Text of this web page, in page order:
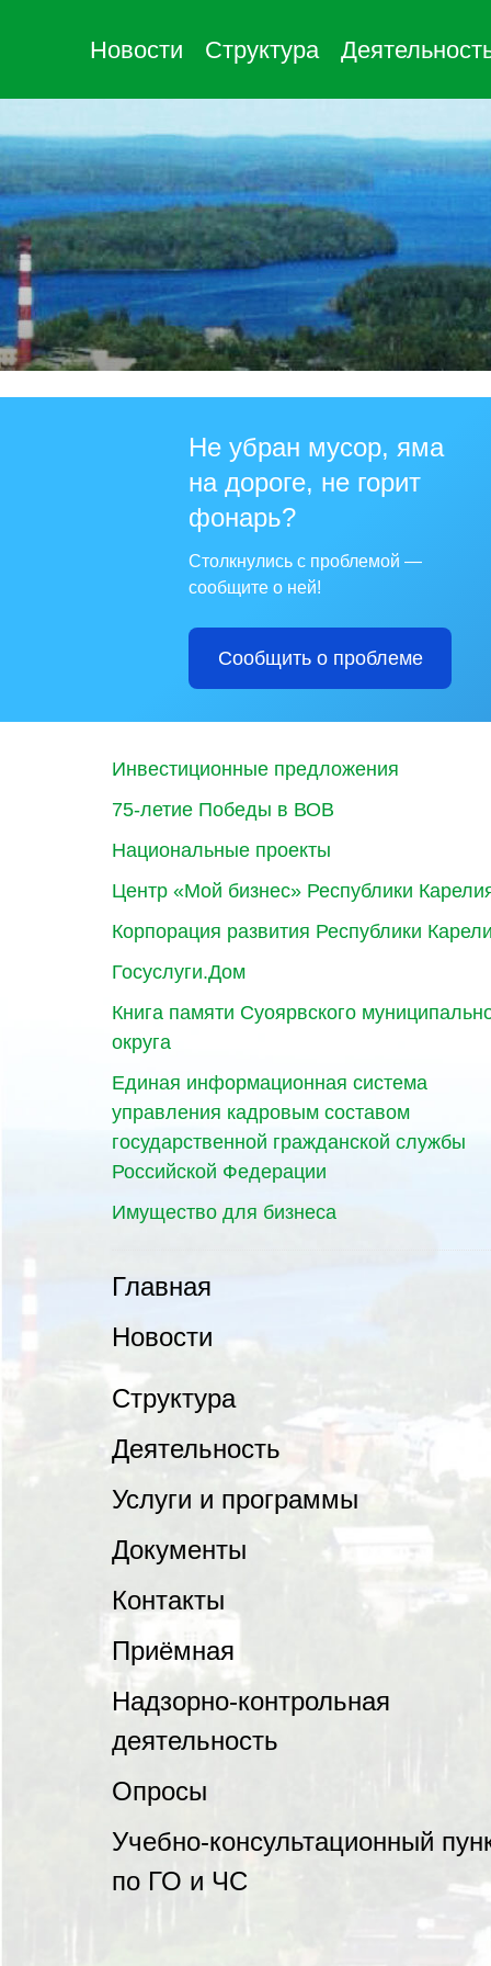
Новости Структура
Не убран мусор, яма
на дороге, не горит
фонарь?
Столкнулись с проблемой —
сообщите о ней!
Сообщить о проблеме
Инвестиционные предложения
75-летие Победы в ВОВ
Национальные проекты
Центр «Мой бизнес» Республики
Корпорация развития Республики
Госуслуги.Дом
Книга памяти Суоярвского
округа
Единая информационная система
управления кадровым составом
государственной гражданской службы
Российской Федерации
Имущество для бизнеса
Главная
Новости
Структура
Деятельность
Услуги и программы
Документы
Контакты
Приёмная
Надзорно-контрольная
деятельность
Опросы
Учебно-консультационный
по ГО и ЧС